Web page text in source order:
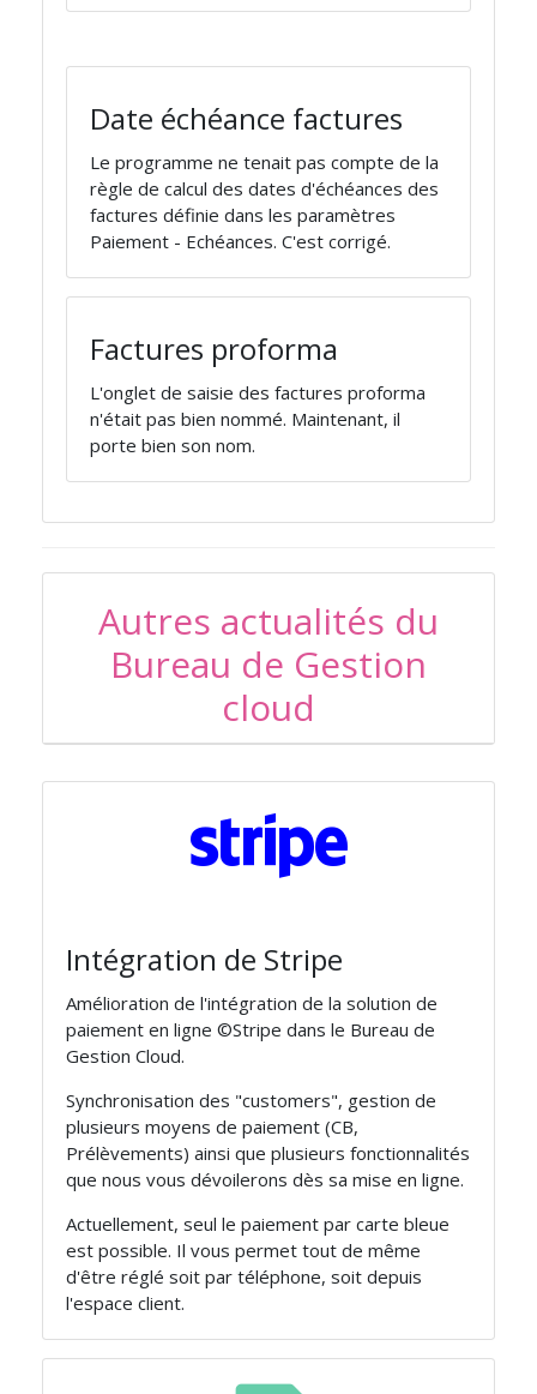
Date échéance factures
Le programme ne tenait pas compte de la
règle de calcul des dates d'échéances des
factures définie dans les paramètres
Paiement - Echéances. C'est corrigé.
Factures proforma
L'onglet de saisie des factures proforma
n'était pas bien nommé. Maintenant, il
porte bien son nom.
Autres actualités du
Bureau de Gestion
cloud
Intégration de Stripe
Amélioration de l'intégration de la solution de
paiement en ligne ©Stripe dans le Bureau de
Gestion Cloud.
Synchronisation des "customers", gestion de
plusieurs moyens de paiement (CB,
Prélèvements) ainsi que plusieurs fonctionnalités
que nous vous dévoilerons dès sa mise en ligne.
Actuellement, seul le paiement par carte bleue
est possible. Il vous permet tout de même
d'être réglé soit par téléphone, soit depuis
l'espace client.